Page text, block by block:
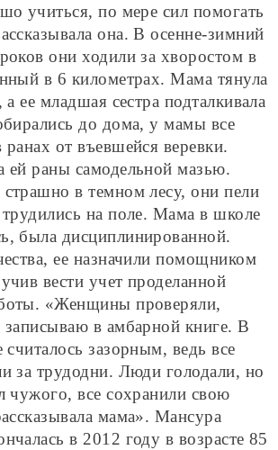
учиться, по мере сил помогать
она. В осенне-зимний
они ходили за хворостом в
в 6 километрах. Мама тянула
а ее младшая сестра подталкивала
до дома, у мамы все
от въевшейся веревки.
ей раны самодельной мазью.
в темном лесу, они пели
на поле. Мама в школе
была дисциплинированной.
ее назначили помощником
вести учет проделанной
«Женщины проверяли,
записываю в амбарной книге. В
считалось зазорным, ведь все
за трудодни. Люди голодали, но
чужого, все сохранили свою
мама». Мансура
в 2012 году в возрасте 85